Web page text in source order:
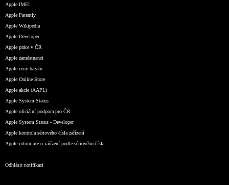
Apple IMEI
Apple Patently
Apple Wikipedia
Apple Developer
Apple práce v ČR
Apple zaměstnanci
Apple ceny bazaru
Apple Online Store
Apple akcie (AAPL)
Apple System Status
Apple oficiální podpora pro ČR
Apple System Status - Developer
Apple kontrola sériového čísla zařízení
Apple informace o zařízení podle sériového čísla
Odhlásit notifikaci